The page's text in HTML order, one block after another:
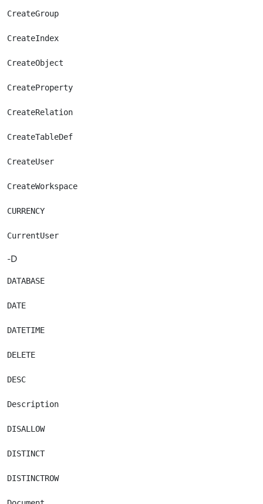
CreateGroup
CreateIndex
CreateObject
CreateProperty
CreateRelation
CreateTableDef
CreateUser
CreateWorkspace
CURRENCY
-D
DATABASE
DATE
DATETIME
DELETE
DESC
Description
DISALLOW
DISTINCT
DISTINCTROW